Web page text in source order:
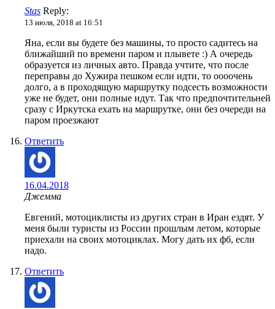
Stas Reply:
13 июля, 2018 at 16:51
Яна, если вы будете без машины, то просто садитесь на
ближайший по времени паром и плывете :) А очередь
образуется из личных авто. Правда учтите, что после
переправы до Хужира пешком если идти, то оооочень
долго, а в проходящую маршрутку подсесть возможности
уже не будет, они полные идут. Так что предпочтительней
сразу с Иркутска ехать на маршрутке, они без очереди на
паром проезжают
Ответить
16.04.2018
Джемма
Евгений, мотоциклисты из других стран в Иран ездят. У
меня были туристы из России прошлым летом, которые
приехали на своих мотоциклах. Могу дать их фб, если
надо.
Ответить